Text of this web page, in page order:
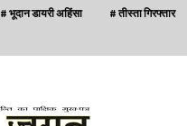
# भूदान डायरी अहिंसा # तीस्ता गिरफ्तार